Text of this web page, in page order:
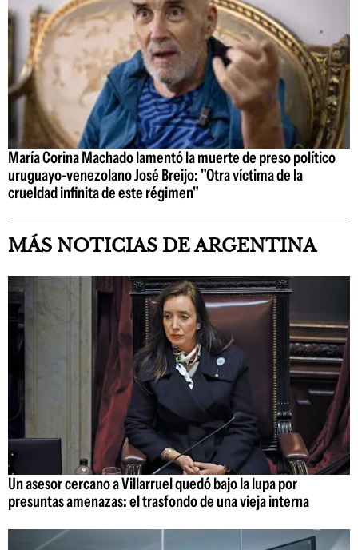
María Corina Machado lamentó la muerte de preso político
uruguayo-venezolano José Breijo: "Otra víctima de la
crueldad infinita de este régimen"
MÁS NOTICIAS DE ARGENTINA
Un asesor cercano a Villarruel quedó bajo la lupa por
presuntas amenazas: el trasfondo de una vieja interna